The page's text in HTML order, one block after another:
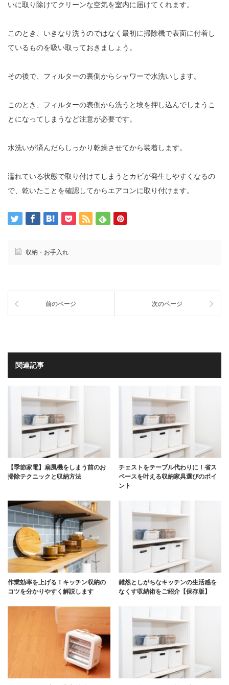
いに取り除けてクリーンな空気を室内に届けてくれます。
このとき、いきなり洗うのではなく最初に掃除機で表面に付着し
ているものを吸い取っておきましょう。
その後で、フィルターの裏側からシャワーで水洗いします。
このとき、フィルターの表側から洗うと埃を押し込んでしまうこ
とになってしまうなど注意が必要です。
水洗いが済んだらしっかり乾燥させてから装着します。
濡れている状態で取り付けてしまうとカビが発生しやすくなるの
で、乾いたことを確認してからエアコンに取り付けます。
収納・お手入れ
前のページ 次のページ
関連記事
【季節家電】扇風機をしまう前のお
掃除テクニックと収納方法
チェストをテーブル代わりに！省ス
ペースを叶える収納家具選びのポイ
ント
作業効率を上げる！キッチン収納の
コツを分かりやすく解説します
雑然としがちなキッチンの生活感を
なくす収納術をご紹介【保存版】